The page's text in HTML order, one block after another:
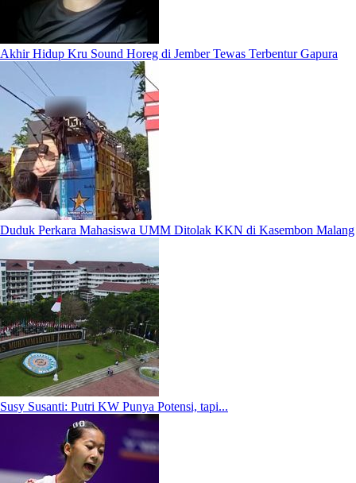
Akhir Hidup Kru Sound Horeg di Jember Tewas Terbentur Gapura
Duduk Perkara Mahasiswa UMM Ditolak KKN di Kasembon Malang
Susy Susanti: Putri KW Punya Potensi, tapi...